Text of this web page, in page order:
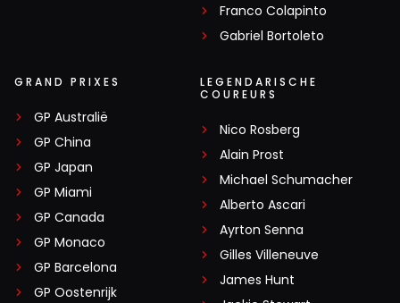
Franco Colapinto
Gabriel Bortoleto
GRAND PRIXES
GP Australië
GP China
GP Japan
GP Miami
GP Canada
GP Monaco
GP Barcelona
GP Oostenrijk
LEGENDARISCHE
COUREURS
Nico Rosberg
Alain Prost
Michael Schumacher
Alberto Ascari
Ayrton Senna
Gilles Villeneuve
James Hunt